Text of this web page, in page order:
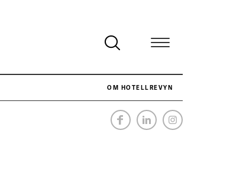
OM HOTELLREVYN
NÄR HOTELLREVYN SLOG SVENSKT REKORD I SIMPELHET